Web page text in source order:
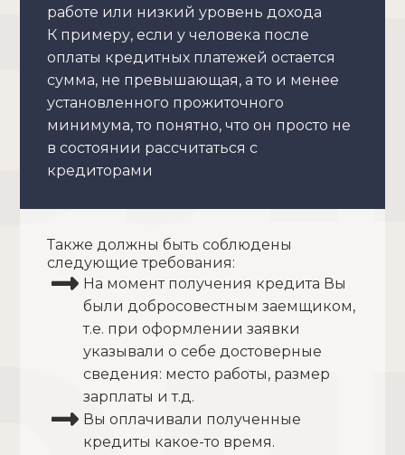
работе или низкий уровень дохода
К примеру, если у человека после
оплаты кредитных платежей остается
сумма, не превышающая, а то и менее
установленного прожиточного
минимума, то понятно, что он просто не
в состоянии рассчитаться с
кредиторами
Также должны быть соблюдены
следующие требования:
На момент получения кредита Вы
были добросовестным заемщиком,
т.е. при оформлении заявки
указывали о себе достоверные
сведения: место работы, размер
зарплаты и т.д.
Вы оплачивали полученные
кредиты какое-то время.